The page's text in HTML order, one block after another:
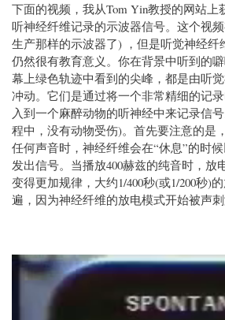
下面的视频，我从Tom Yin教授的网站上
听神经纤维记录的示波器信号。这个视
生产那样的示波器了) ，但是听觉神经纤
仍然很有教育意义。你在背景中听到的
幕上绿色轨迹中看到的尖峰，都是由听
冲动。它们是通过将一个非常精细的记
入到一个麻醉动物的听神经中来记录信
程中，没有动物受伤)。首先要注意的是
任何声音时，神经纤维会在“休息”的时
发出信号。当播放400赫兹的纯音时，放
变得更加规律，大约1/400秒(或1/200秒)
遍，因为神经纤维的放电模式开始被声刺